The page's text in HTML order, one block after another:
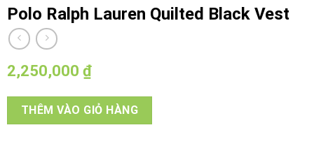
Polo Ralph Lauren Quilted Black Vest
2,250,000 ₫
THÊM VÀO GIỎ HÀNG